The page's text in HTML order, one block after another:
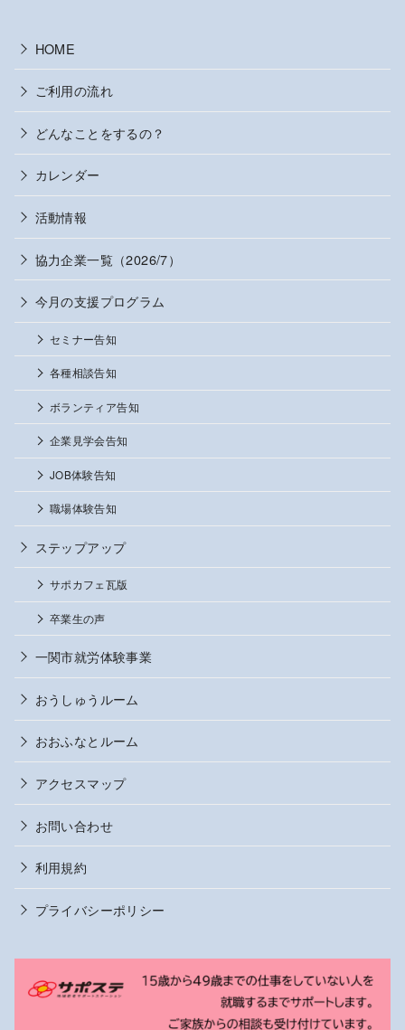
HOME
ご利用の流れ
どんなことをするの？
カレンダー
活動情報
協力企業一覧（2026/7）
今月の支援プログラム
セミナー告知
各種相談告知
ボランティア告知
企業見学会告知
JOB体験告知
職場体験告知
ステップアップ
サポカフェ瓦版
卒業生の声
一関市就労体験事業
おうしゅうルーム
おおふなとルーム
アクセスマップ
お問い合わせ
利用規約
プライバシーポリシー